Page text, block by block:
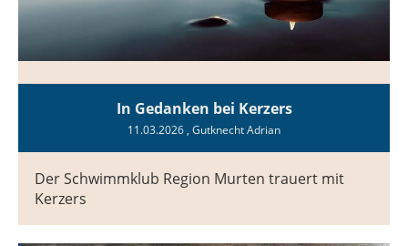
In Gedanken bei Kerzers
11.03.2026 , Gutknecht Adrian
Der Schwimmklub Region Murten trauert mit
Kerzers